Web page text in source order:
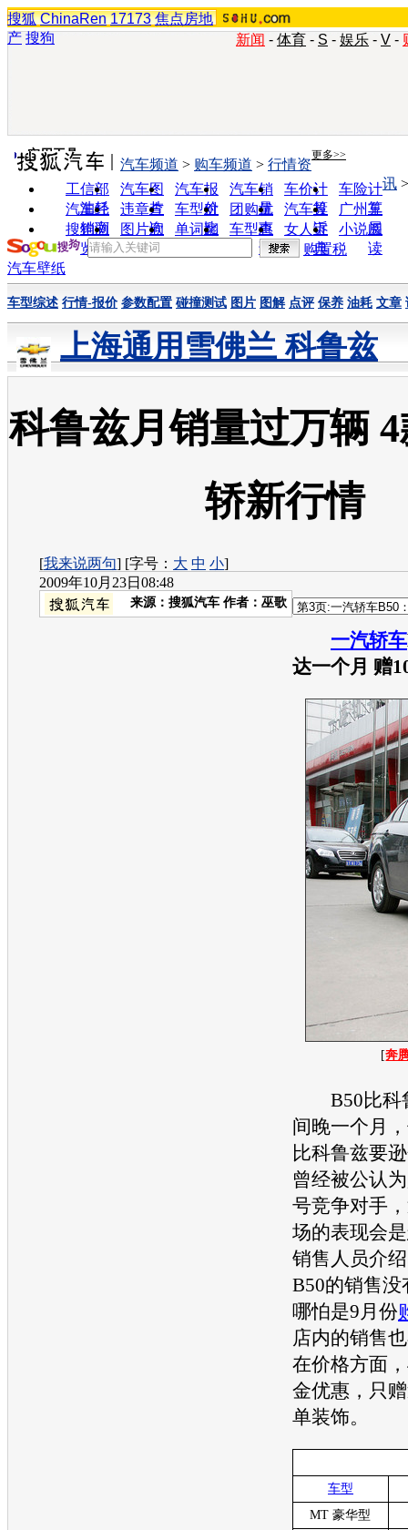
搜狐 ChinaRen 17173 焦点房地
产 搜狗 新闻 - 体育 - S - 娱乐 - V -
实用工具 更多>>
工信部
油耗
汽车图
片
汽车报
价
汽车销
量
车价计
算
车险计
算
汽车经
销商
违章查
询
车型对
比
团购优
惠
汽车投
诉
广州车
展
搜狗浏
览器
图片欣
赏
单词翻
车型查
询
女人宝
典
小说阅
读
汽车频道 > 购车频道 > 行情资
讯
购置税
汽车壁纸
车型综述 行情-报价 参数配置 碰撞测试 图片 图解 点评 保养 油耗 文章
上海通用雪佛兰 科鲁兹
科鲁兹月销量过万辆
轿新行情
[我来说两句] [字号： 大 中 小]
2009年10月23日08:48
来源： 搜狐汽车 作者：巫歌
一汽轿车
达一个月 赠
[奔
B50比科
间晚一个月
比科鲁兹要
曾经被公认
号竞争对手
场的表现会
销售人员介
B50的销售没
哪怕是9月份
店内的销售
在价格方面
金优惠，只
单装饰。
车型
MT 豪华型